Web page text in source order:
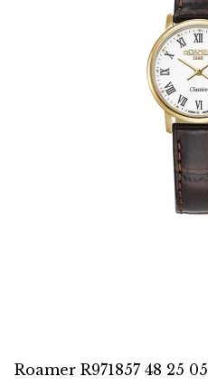
Roamer R971857 48 25 05